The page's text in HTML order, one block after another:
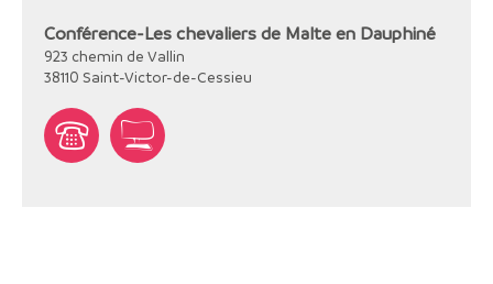
Conférence-Les chevaliers de Malte en Dauphiné
923 chemin de Vallin
38110 Saint-Victor-de-Cessieu